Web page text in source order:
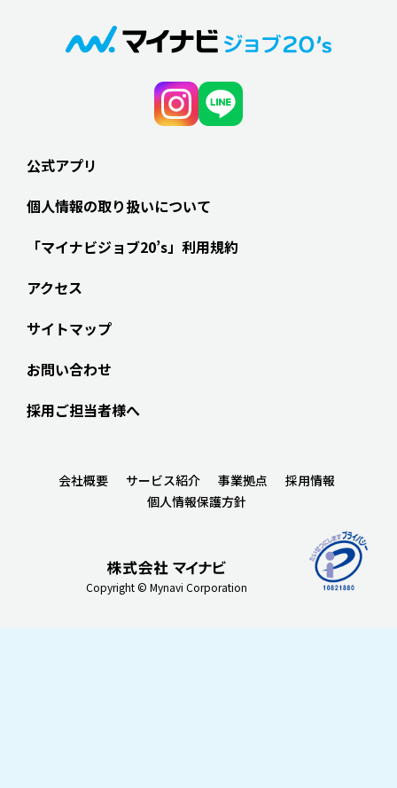
公式アプリ
個人情報の取り扱いについて
「マイナビジョブ20’s」利用規約
アクセス
サイトマップ
お問い合わせ
採用ご担当者様へ
Copyright © Mynavi Corporation
会社概要 サービス紹介 事業拠点
採用情報
個人情報保護方針